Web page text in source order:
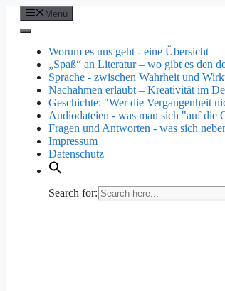
Zum
Inhalt
springen
Menü
Worum es uns geht - eine Übersicht
„Spaß“ an Literatur – wo gibt es den
Sprache - zwischen Wahrheit und
Nachahmen erlaubt – Kreativität im
Geschichte: "Wer die Vergangenheit
Audiodateien - was man sich "auf die
Fragen und Antworten - was sich
Impressum
Datenschutz
Search for: